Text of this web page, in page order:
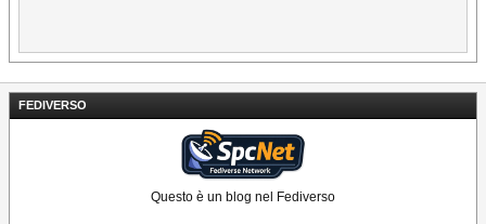
FEDIVERSO
Questo è un blog nel Fediverso